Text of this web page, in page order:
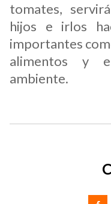
tomates,
hijos e irlos
importantes
alimentos y
ambiente.